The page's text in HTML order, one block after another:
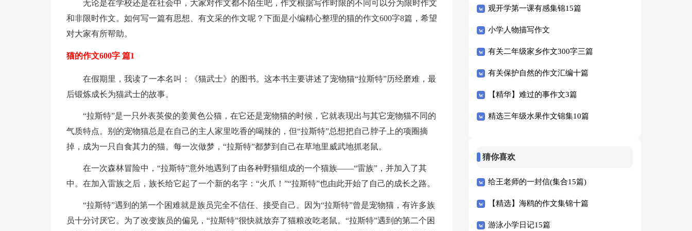
无论是在学校还是在社会中，大家对作文都不陌生吧，作文根据写作时限的不同可以分为限时作文
和非限时作文。如何写一篇有思想、有文采的作文呢？下面是小编精心整理的猫的作文600字8篇，希望
对大家有所帮助。
猫的作文600字 篇1
在假期里，我读了一本名叫：《猫武士》的图书。这本书主要讲述了宠物猫“拉斯特”历经磨难，最
后锻炼成长为猫武士的故事。
“拉斯特”是一只外表英俊的姜黄色公猫，在它还是宠物猫的时候，它就表现出与其它宠物猫不同的
气质特点。别的宠物猫总是在自己的主人家里吃香的喝辣的，但“拉斯特”总想把自己脖子上的项圈摘
掉，成为一只自食其力的猫。每一次做梦，“拉斯特”都梦到自己在草地里威武地抓老鼠。
在一次森林冒险中，“拉斯特”意外地遇到了由各种野猫组成的一个猫族——“雷族”，并加入了其
中。在加入雷族之后，族长给它起了一个新的名字：“火爪！”“拉斯特”也由此开始了自己的成长之路。
“拉斯特”遇到的第一个困难就是族员完全不信任、接受自己。因为“拉斯特”曾是宠物猫，有许多族
员十分讨厌它。为了改变族员的偏见，“拉斯特”很快就放弃了猫粮改吃老鼠。“拉斯特”遇到的第二个困
观开学第一课有感集锦15篇
小学人物描写作文
有关二年级家乡作文300字三篇
有关保护自然的作文汇编十篇
【精华】难过的事作文3篇
精选三年级水果作文锦集10篇
猜你喜欢
给王老师的一封信(集合15篇)
【精选】海鸥的作文集锦十篇
游泳小学日记15篇